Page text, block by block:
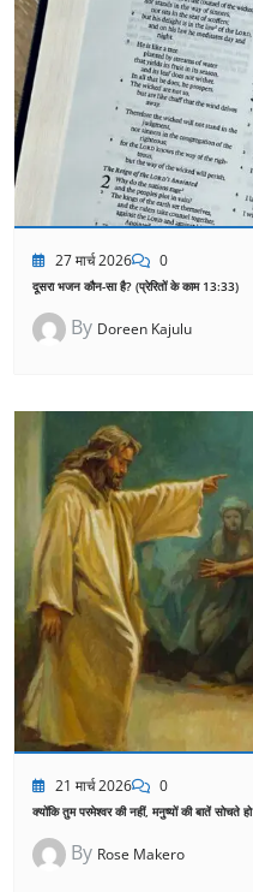
27 मार्च 2026 0
दूसरा भजन कौन-सा है? (प्रेरितों के काम 13:33)
By Doreen Kajulu
21 मार्च 2026 0
क्योंकि तुम परमेश्वर की नहीं, मनुष्यों की बातें सोचते हो
By Rose Makero